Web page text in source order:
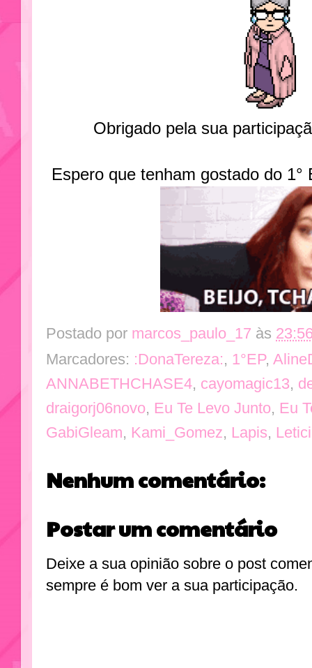
Obrigado pela sua
Espero que tenham gostado do
Postado por marcos_paulo_17 às
Marcadores: :DonaTereza:, 1°EP,
ANNABETHCHASE4, cayomagic13,
draigorj06novo, Eu Te Levo Junto, Eu
GabiGleam, Kami_Gomez, Lapis,
Nenhum comentário:
Postar um comentário
Deixe a sua opinião sobre o post
sempre é bom ver a sua participação.